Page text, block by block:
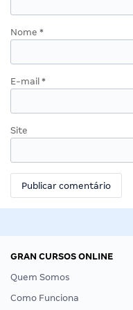
Nome *
E-mail *
Site
GRAN CURSOS ONLINE
Quem Somos
Como Funciona